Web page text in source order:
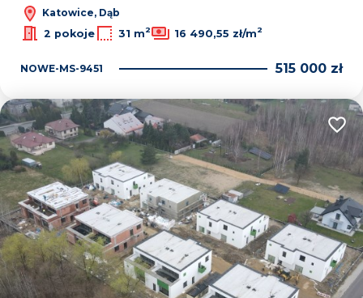
Katowice, Dąb
2 pokoje
31 m2 16 490,55 zł/m2
NOWE-MS-9451 515 000 zł